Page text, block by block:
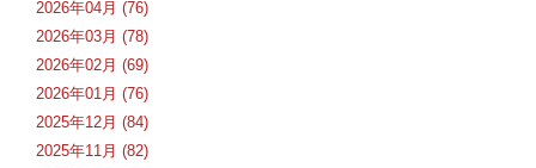
2026年04月 (76)
2026年03月 (78)
2026年02月 (69)
2026年01月 (76)
2025年12月 (84)
2025年11月 (82)